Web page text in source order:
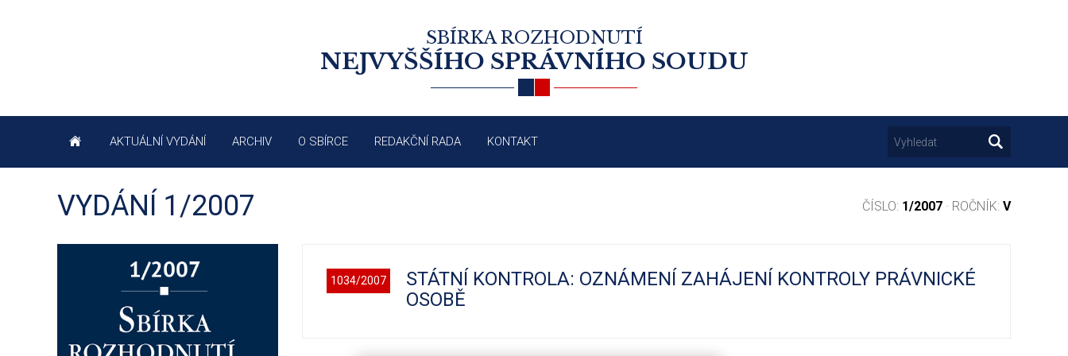
SBÍRKA ROZHODNUTÍ
NEJVYŠŠÍHO SPRÁVNÍHO SOUDU
AKTUÁLNÍ VYDÁNÍ ARCHIV O SBÍRCE REDAKČNÍ RADA KONTAKT
VYDÁNÍ 1/2007 ČÍSLO: 1/2007 · ROČNÍK: V
1034/2007
STÁTNÍ KONTROLA: OZNÁMENÍ ZAHÁJENÍ KONTROLY PRÁVNICKÉ
OSOBĚ